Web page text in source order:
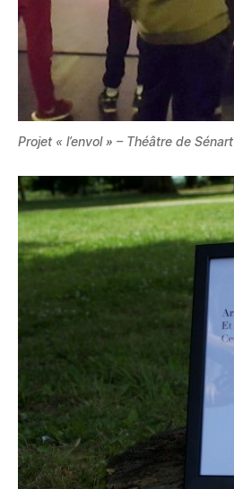
Projet « l’envol » – Théâtre de Sénart